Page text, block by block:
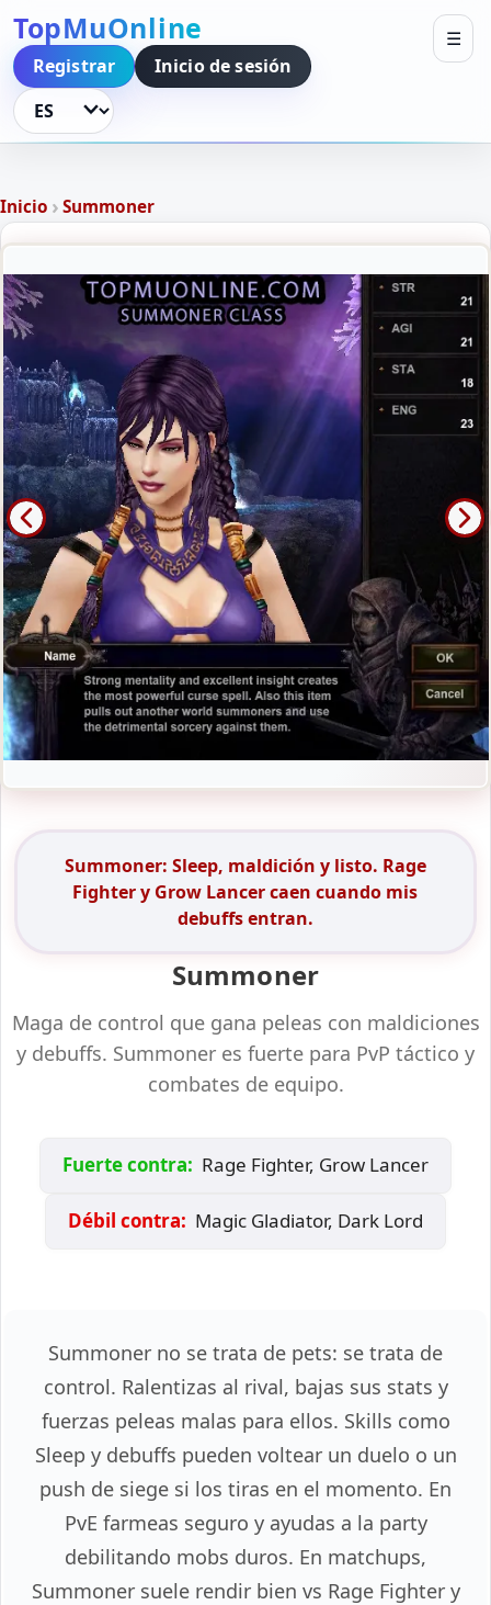
TopMuOnline
☰
Registrar
Inicio de sesión
Idioma
Inicio ›Summoner
Summoner: Sleep, maldición y listo. Rage
Fighter y Grow Lancer caen cuando mis
debuffs entran.
Summoner
Maga de control que gana peleas con maldiciones
y debuffs. Summoner es fuerte para PvP táctico y
combates de equipo.
Fuerte contra: Rage Fighter, Grow Lancer
Débil contra: Magic Gladiator, Dark Lord
Summoner no se trata de pets: se trata de
control. Ralentizas al rival, bajas sus stats y
fuerzas peleas malas para ellos. Skills como
Sleep y debuffs pueden voltear un duelo o un
push de siege si los tiras en el momento. En
PvE farmeas seguro y ayudas a la party
debilitando mobs duros. En matchups,
Summoner suele rendir bien vs Rage Fighter y